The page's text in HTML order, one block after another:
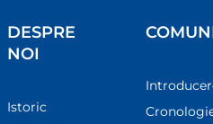
DESPRE
NOI
Istoric